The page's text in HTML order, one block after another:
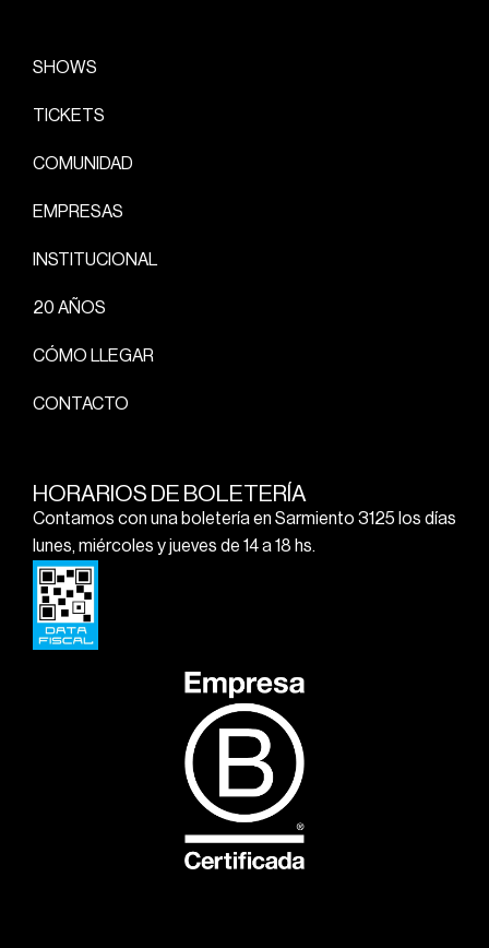
SHOWS
TICKETS
COMUNIDAD
EMPRESAS
INSTITUCIONAL
20 AÑOS
CÓMO LLEGAR
CONTACTO
HORARIOS DE BOLETERÍA
Contamos con una boletería en Sarmiento 3125 los días
lunes, miércoles y jueves de 14 a 18 hs.